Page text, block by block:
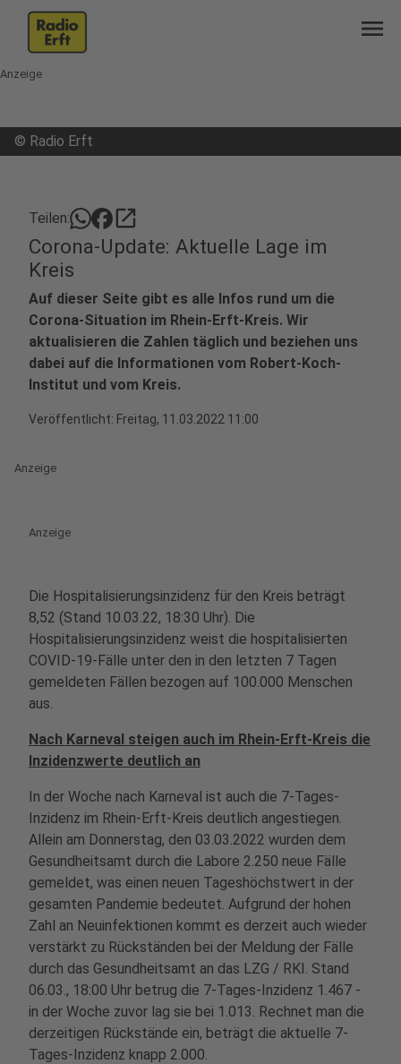
menu
Anzeige
© Radio Erft
Teilen: open_in_new
Corona-Update: Aktuelle Lage im
Kreis
Auf dieser Seite gibt es alle Infos rund um die
Corona-Situation im Rhein-Erft-Kreis. Wir
aktualisieren die Zahlen täglich und beziehen uns
dabei auf die Informationen vom Robert-Koch-
Institut und vom Kreis.
Veröffentlicht: Freitag, 11.03.2022 11:00
Anzeige
Anzeige
Die Hospitalisierungsinzidenz für den Kreis beträgt
8,52 (Stand 10.03.22, 18:30 Uhr). Die
Hospitalisierungsinzidenz weist die hospitalisierten
COVID-19-Fälle unter den in den letzten 7 Tagen
gemeldeten Fällen bezogen auf 100.000 Menschen
aus.
Nach Karneval steigen auch im Rhein-Erft-Kreis die
Inzidenzwerte deutlich an
In der Woche nach Karneval ist auch die 7-Tages-
Inzidenz im Rhein-Erft-Kreis deutlich angestiegen.
Allein am Donnerstag, den 03.03.2022 wurden dem
Gesundheitsamt durch die Labore 2.250 neue Fälle
gemeldet, was einen neuen Tageshöchstwert in der
gesamten Pandemie bedeutet. Aufgrund der hohen
Zahl an Neuinfektionen kommt es derzeit auch wieder
verstärkt zu Rückständen bei der Meldung der Fälle
durch das Gesundheitsamt an das LZG / RKI. Stand
06.03., 18:00 Uhr betrug die 7-Tages-Inzidenz 1.467 -
in der Woche zuvor lag sie bei 1.013. Rechnet man die
derzeitigen Rückstände ein, beträgt die aktuelle 7-
Tages-Inzidenz knapp 2.000.